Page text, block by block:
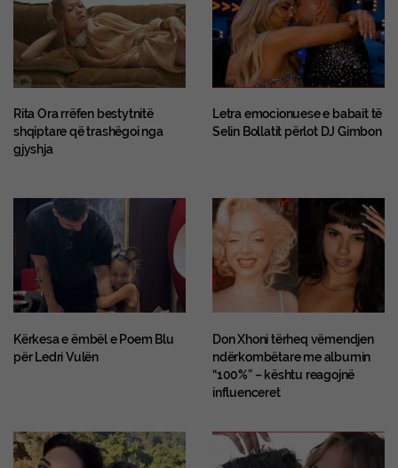
Rita Ora rrëfen bestytnitë
shqiptare që trashëgoi nga
gjyshja
Letra emocionuese e babait të
Selin Bollatit përlot DJ Gimbon
Kërkesa e ëmbël e Poem Blu
për Ledri Vulën
Don Xhoni tërheq vëmendjen
ndërkombëtare me albumin
“100%” – kështu reagojnë
influenceret